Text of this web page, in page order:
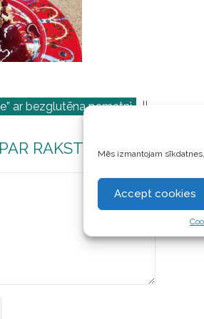
Mēs izmantojam
Accept cookies
ar bezglutēna pamatni ||
RAKSTU